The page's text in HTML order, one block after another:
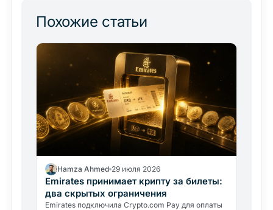
Похожие статьи
Hamza Ahmed 29 июля 2026
Emirates принимает крипту за билеты:
два скрытых ограничения
Emirates подключила Crypto.com Pay для оплаты